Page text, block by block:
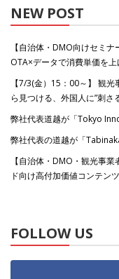
NEW POST
【自治体・DMO向けセミ
OTA×データで消費単価を
【7/3(金）15：00～】 観
ら見つける、外国人に”刺さ
弊社代表道越が「Tokyo
弊社代表の道越が「
【自治体・DMO・観光事
ド向け高付加価値コンテン
FOLLOW US